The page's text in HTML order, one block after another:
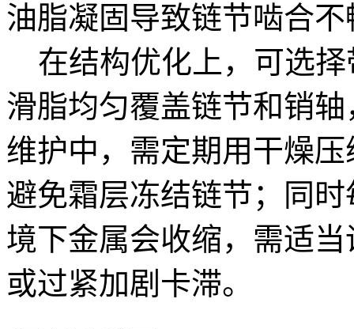
油脂凝固导致链节啮合不
在结构优化上，可选择
滑脂均匀覆盖链节和销
维护中，需定期用干燥
避免霜层冻结链节；同
境下金属会收缩，需适
或过紧加剧卡滞。